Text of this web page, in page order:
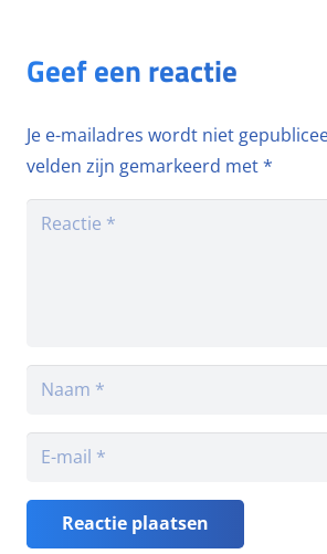
Geef een reactie
Je e-mailadres wordt niet
velden zijn gemarkeerd met*
Reactie plaatsen